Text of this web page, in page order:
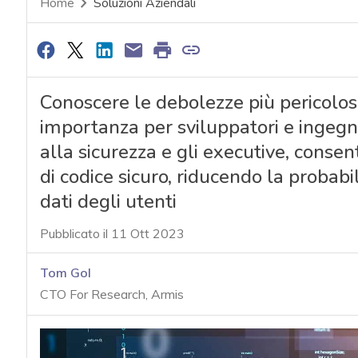
Conoscere le debolezze più
importanza per sviluppatori e
alla sicurezza e gli executive,
di codice sicuro, riducendo la
dati degli utenti
Pubblicato il 11 Ott 2023
Tom Gol
CTO For Research, Armis